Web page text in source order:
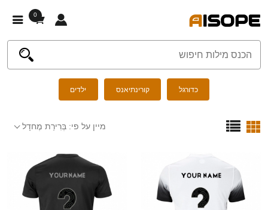
0
כדורגל קורינתיאנס ילדים
מיין על פי: בְּרִירַת מֶחדָל